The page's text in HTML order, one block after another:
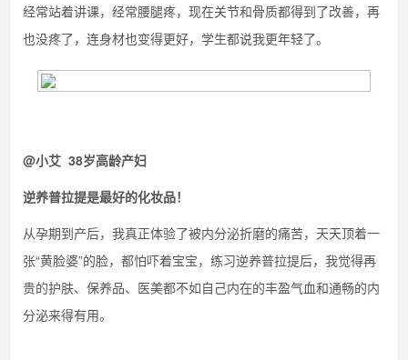
经常站着讲课，经常腰腿疼，现在关节和骨质都得到了改善，再
也没疼了，连身材也变得更好，学生都说我更年轻了。
@小艾 38岁高龄产妇
逆养普拉提是最好的化妆品！
从孕期到产后，我真正体验了被内分泌折磨的痛苦，天天顶着一
张“黄脸婆”的脸，都怕吓着宝宝，练习逆养普拉提后，我觉得再
贵的护肤、保养品、医美都不如自己内在的丰盈气血和通畅的内
分泌来得有用。